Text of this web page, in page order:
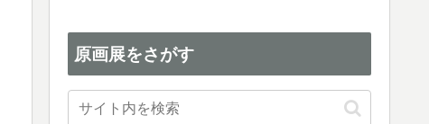
原画展をさがす